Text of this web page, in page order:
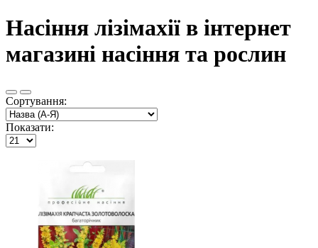
Насіння лізімахії в інтернет
магазині насіння та рослин
Сортування:
Показати: